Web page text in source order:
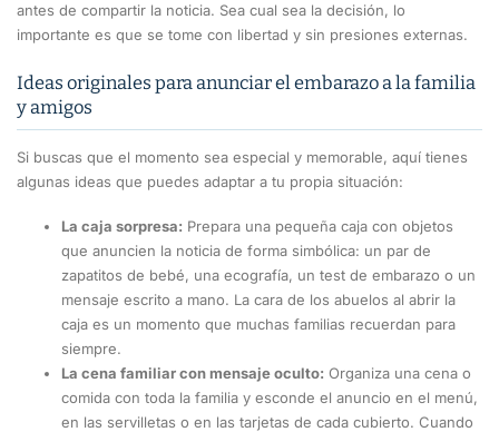
antes de compartir la noticia. Sea cual sea la decisión, lo
importante es que se tome con libertad y sin presiones externas.
Ideas originales para anunciar el embarazo a la familia
y amigos
Si buscas que el momento sea especial y memorable, aquí tienes
algunas ideas que puedes adaptar a tu propia situación:
La caja sorpresa: Prepara una pequeña caja con objetos
que anuncien la noticia de forma simbólica: un par de
zapatitos de bebé, una ecografía, un test de embarazo o un
mensaje escrito a mano. La cara de los abuelos al abrir la
caja es un momento que muchas familias recuerdan para
siempre.
La cena familiar con mensaje oculto: Organiza una cena o
comida con toda la familia y esconde el anuncio en el menú,
en las servilletas o en las tarjetas de cada cubierto. Cuando